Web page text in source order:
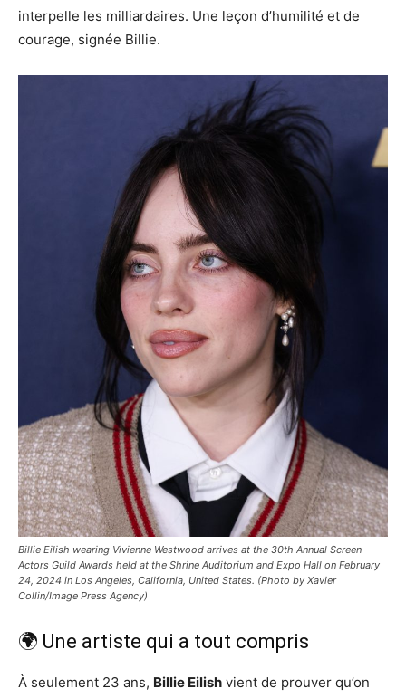
interpelle les milliardaires. Une leçon d’humilité et de
courage, signée Billie.
Billie Eilish wearing Vivienne Westwood arrives at the 30th Annual Screen
Actors Guild Awards held at the Shrine Auditorium and Expo Hall on February
24, 2024 in Los Angeles, California, United States. (Photo by Xavier
Collin/Image Press Agency)
🌍 Une artiste qui a tout compris
À seulement 23 ans, Billie Eilish vient de prouver qu’on